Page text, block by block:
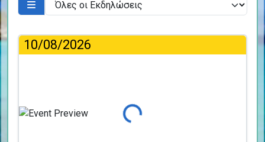
10/08/2026
Φόρτωση...